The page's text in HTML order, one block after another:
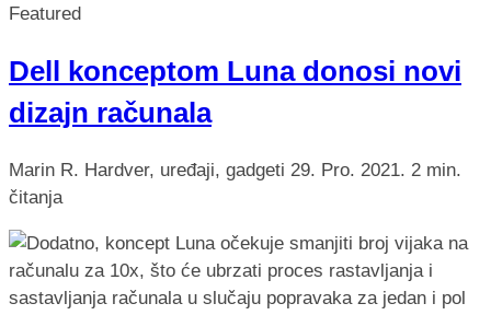
Featured
Dell konceptom Luna donosi novi
dizajn računala
Marin R. Hardver, uređaji, gadgeti 29. Pro. 2021. 2 min.
čitanja